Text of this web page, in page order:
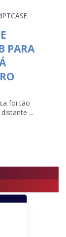
PARA
foi tão
...